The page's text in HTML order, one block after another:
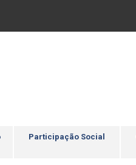
Participação Social